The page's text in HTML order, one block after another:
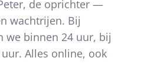
de oprichter —
wachtrijen. Bij
we binnen 24 uur, bij
Alles online, ook